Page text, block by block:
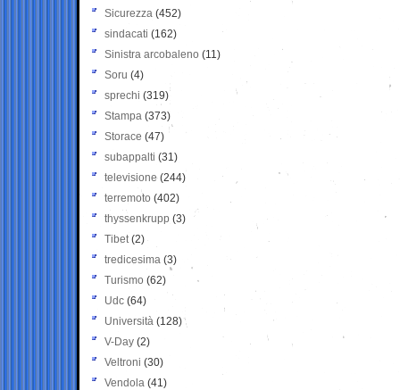
Sicurezza (452)
sindacati (162)
Sinistra arcobaleno (11)
Soru (4)
sprechi (319)
Stampa (373)
Storace (47)
subappalti (31)
televisione(244)
terremoto (402)
thyssenkrupp (3)
Tibet(2)
tredicesima (3)
Turismo (62)
Udc (64)
Università (128)
V-Day (2)
Veltroni (30)
Vendola (41)